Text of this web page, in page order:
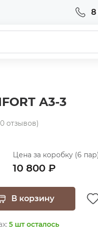
8
А3-3
0отзывов)
Цена за коробку (6
10 800 ₽
В корзину
5 шт осталось